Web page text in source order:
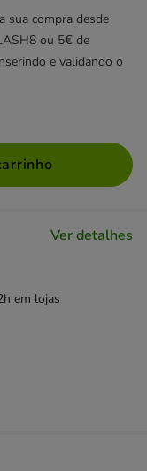
sua compra desde
ou 5€ de
e validando o
Ver detalhes
em lojas